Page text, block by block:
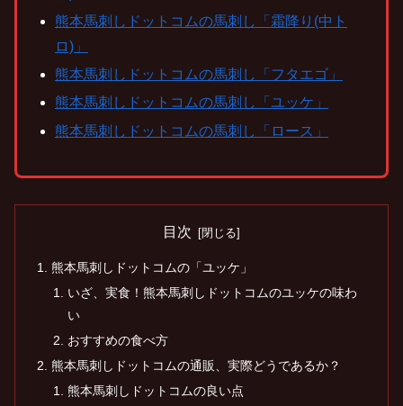
熊本馬刺しドットコムの馬刺し「霜降り(中ト
ロ)」
熊本馬刺しドットコムの馬刺し「フタエゴ」
熊本馬刺しドットコムの馬刺し「ユッケ」
熊本馬刺しドットコムの馬刺し「ロース」
目次
熊本馬刺しドットコムの「ユッケ」
いざ、実食！熊本馬刺しドットコムのユッケの味わ
い
おすすめの食べ方
熊本馬刺しドットコムの通販、実際どうであるか？
熊本馬刺しドットコムの良い点